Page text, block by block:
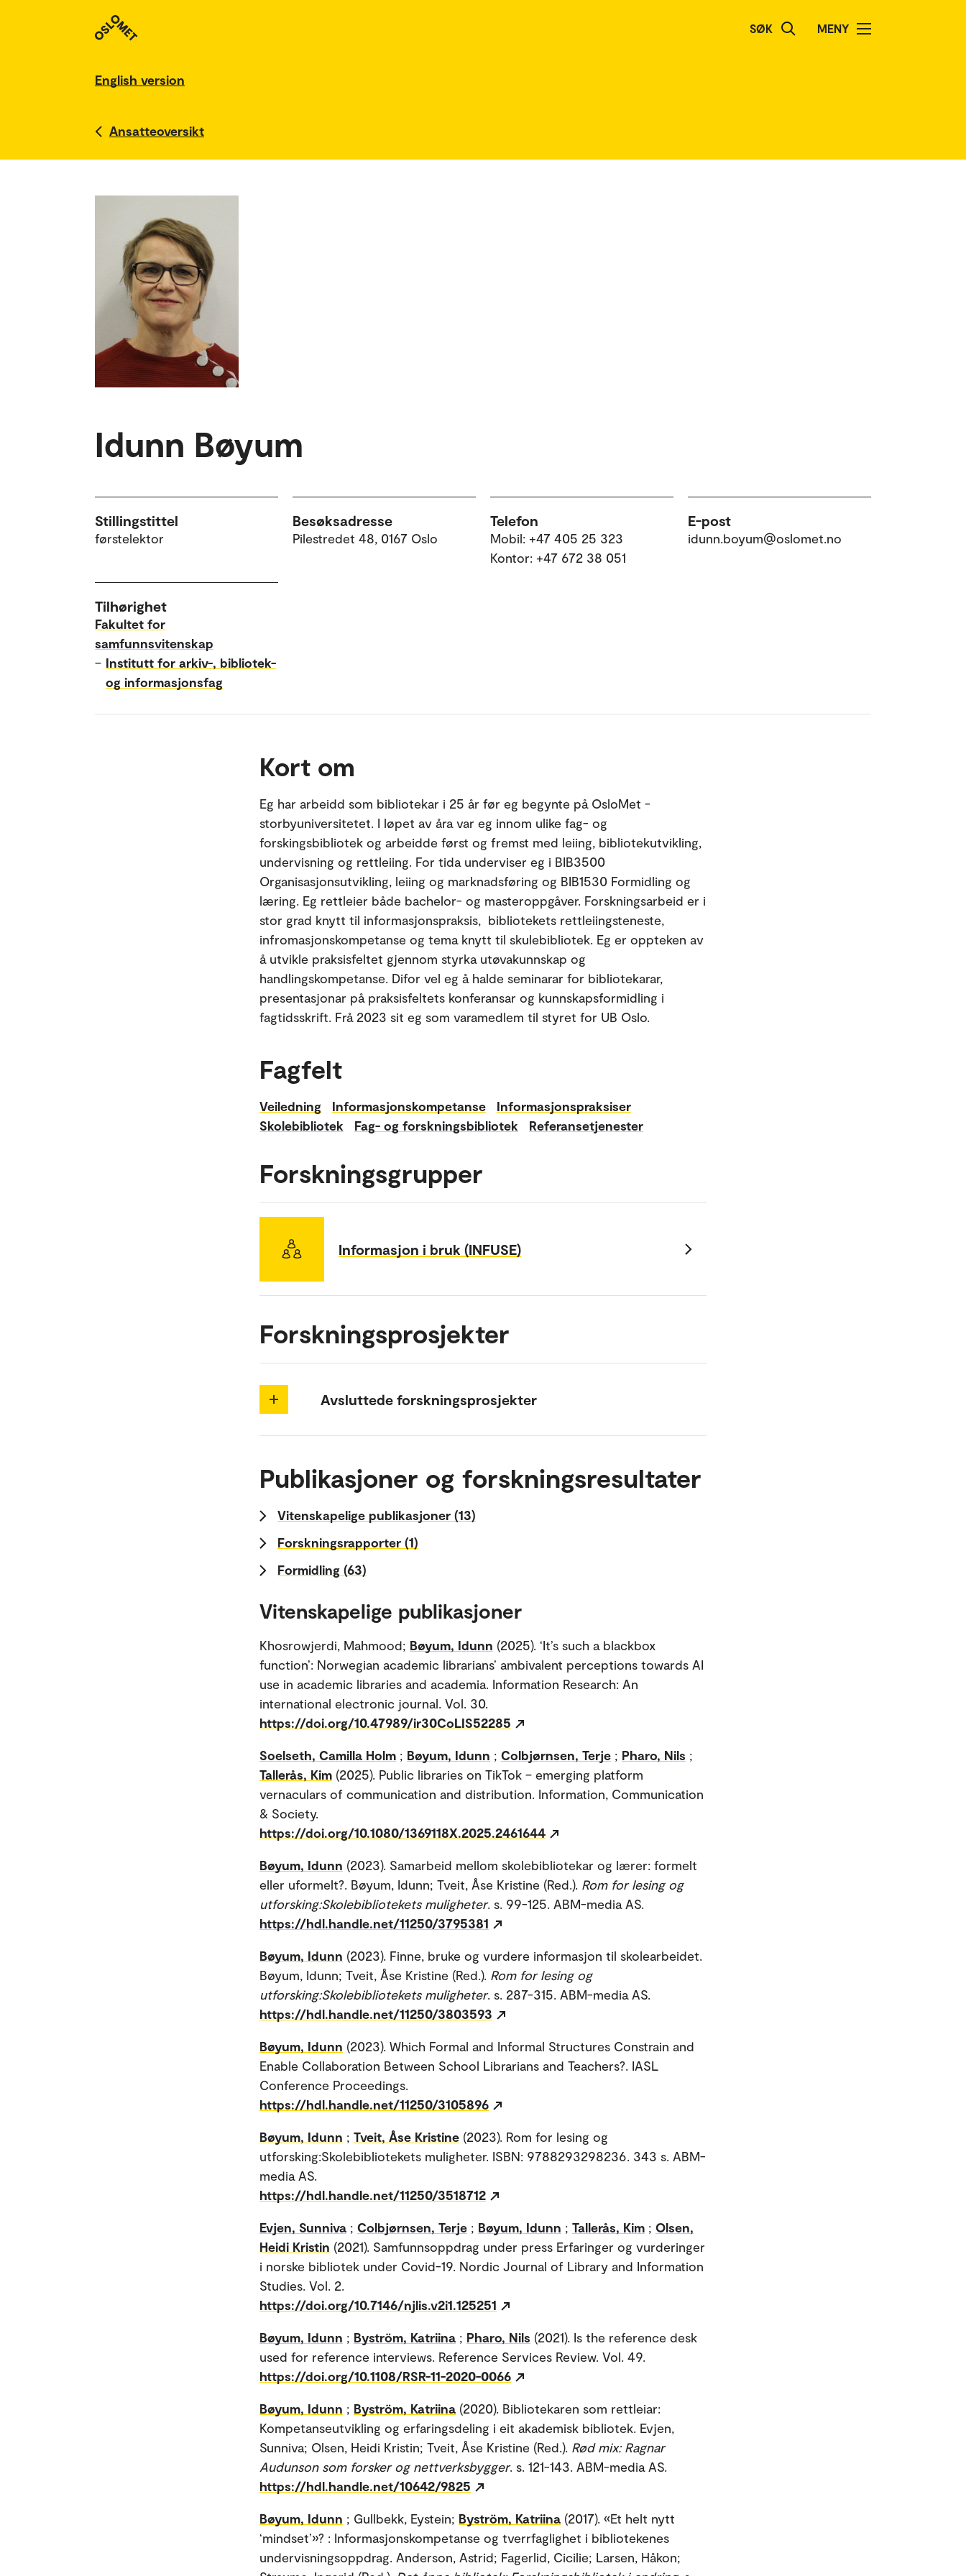
SØK MENY
English version
Ansatteoversikt
Idunn Bøyum
Stillingstittel
førstelektor
Besøksadresse
Pilestredet 48, 0167 Oslo
Telefon
Mobil: +47 405 25 323
Kontor: +47 672 38 051
E-post
idunn.boyum@oslomet.no
Tilhørighet
Fakultet for
samfunnsvitenskap
– Institutt for arkiv-, bibliotek-
og informasjonsfag
Kort om
Eg har arbeidd som bibliotekar i 25 år før eg begynte på OsloMet -
storbyuniversitetet. I løpet av åra var eg innom ulike fag- og
forskingsbibliotek og arbeidde først og fremst med leiing, bibliotekutvikling,
undervisning og rettleiing. For tida underviser eg i BIB3500
Organisasjonsutvikling, leiing og marknadsføring og BIB1530 Formidling og
læring. Eg rettleier både bachelor- og masteroppgåver. Forskningsarbeid er i
stor grad knytt til informasjonspraksis, bibliotekets rettleiingsteneste,
infromasjonskompetanse og tema knytt til skulebibliotek. Eg er oppteken av
å utvikle praksisfeltet gjennom styrka utøvakunnskap og
handlingskompetanse. Difor vel eg å halde seminarar for bibliotekarar,
presentasjonar på praksisfeltets konferansar og kunnskapsformidling i
fagtidsskrift. Frå 2023 sit eg som varamedlem til styret for UB Oslo.
Fagfelt
Veiledning Informasjonskompetanse
Informasjonspraksiser
Skolebibliotek
Fag- og forskningsbibliotek Referansetjenester
Forskningsgrupper
Informasjon i bruk (INFUSE)
Forskningsprosjekter
Avsluttede forskningsprosjekter
Publikasjoner og forskningsresultater
Vitenskapelige publikasjoner (13)
Forskningsrapporter (1)
Formidling (63)
Vitenskapelige publikasjoner
Khosrowjerdi, Mahmood; Bøyum, Idunn (2025). ‘It’s such a blackbox
function’: Norwegian academic librarians’ ambivalent perceptions towards AI
use in academic libraries and academia. Information Research: An
international electronic journal. Vol. 30.
https://doi.org/10.47989/ir30CoLIS52285
Soelseth, Camilla Holm ; Bøyum, Idunn ; Colbjørnsen, Terje ; Pharo, Nils ;
Tallerås, Kim (2025). Public libraries on TikTok – emerging platform
vernaculars of communication and distribution. Information, Communication
& Society.
https://doi.org/10.1080/1369118X.2025.2461644
Bøyum, Idunn (2023). Samarbeid mellom skolebibliotekar og lærer: formelt
eller uformelt?. Bøyum, Idunn; Tveit, Åse Kristine (Red.). Rom for lesing og
utforsking:Skolebibliotekets muligheter. s. 99-125. ABM-media AS.
https://hdl.handle.net/11250/3795381
Bøyum, Idunn (2023). Finne, bruke og vurdere informasjon til skolearbeidet.
Bøyum, Idunn; Tveit, Åse Kristine (Red.). Rom for lesing og
utforsking:Skolebibliotekets muligheter. s. 287-315. ABM-media AS.
https://hdl.handle.net/11250/3803593
Bøyum, Idunn (2023). Which Formal and Informal Structures Constrain and
Enable Collaboration Between School Librarians and Teachers?. IASL
Conference Proceedings.
https://hdl.handle.net/11250/3105896
Bøyum, Idunn ; Tveit, Åse Kristine (2023). Rom for lesing og
utforsking:Skolebibliotekets muligheter. ISBN: 9788293298236. 343 s. ABM-
media AS.
https://hdl.handle.net/11250/3518712
Evjen, Sunniva ; Colbjørnsen, Terje ; Bøyum, Idunn ; Tallerås, Kim ; Olsen,
Heidi Kristin (2021). Samfunnsoppdrag under press Erfaringer og vurderinger
i norske bibliotek under Covid-19. Nordic Journal of Library and Information
Studies. Vol. 2.
https://doi.org/10.7146/njlis.v2i1.125251
Bøyum, Idunn ; Byström, Katriina ; Pharo, Nils (2021). Is the reference desk
used for reference interviews. Reference Services Review. Vol. 49.
https://doi.org/10.1108/RSR-11-2020-0066
Bøyum, Idunn ; Byström, Katriina (2020). Bibliotekaren som rettleiar:
Kompetanseutvikling og erfaringsdeling i eit akademisk bibliotek. Evjen,
Sunniva; Olsen, Heidi Kristin; Tveit, Åse Kristine (Red.). Rød mix: Ragnar
Audunson som forsker og nettverksbygger. s. 121-143. ABM-media AS.
https://hdl.handle.net/10642/9825
Bøyum, Idunn ; Gullbekk, Eystein; Byström, Katriina (2017). «Et helt nytt
‘mindset’»? : Informasjonskompetanse og tverrfaglighet i bibliotekenes
undervisningsoppdrag. Anderson, Astrid; Fagerlid, Cicilie; Larsen, Håkon;